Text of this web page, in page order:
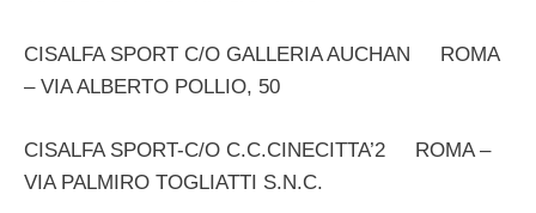
CISALFA SPORT C/O GALLERIA AUCHAN ROMA
– VIA ALBERTO POLLIO, 50
CISALFA SPORT-C/O C.C.CINECITTA’2 ROMA –
VIA PALMIRO TOGLIATTI S.N.C.